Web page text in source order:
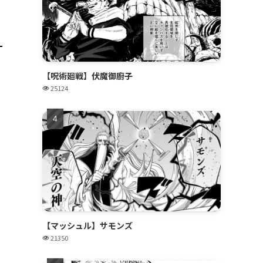
【呪術廻戦】伏魔御廚子
25124
【マッシュル】サモンズ
21350